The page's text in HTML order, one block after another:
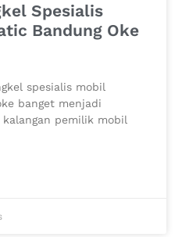
Spesialis
Bandung Oke
spesialis mobil
banget menjadi
pemilik mobil